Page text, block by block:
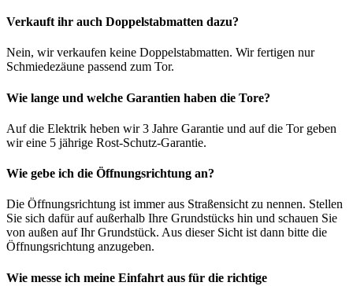
Verkauft ihr auch Doppelstabmatten dazu?
Nein, wir verkaufen keine Doppelstabmatten. Wir fertigen nur
Schmiedezäune passend zum Tor.
Wie lange und welche Garantien haben die Tore?
Auf die Elektrik heben wir 3 Jahre Garantie und auf die Tor geben
wir eine 5 jährige Rost-Schutz-Garantie.
Wie gebe ich die Öffnungsrichtung an?
Die Öffnungsrichtung ist immer aus Straßensicht zu nennen. Stellen
Sie sich dafür auf außerhalb Ihre Grundstücks hin und schauen Sie
von außen auf Ihr Grundstück. Aus dieser Sicht ist dann bitte die
Öffnungsrichtung anzugeben.
Wie messe ich meine Einfahrt aus für die richtige